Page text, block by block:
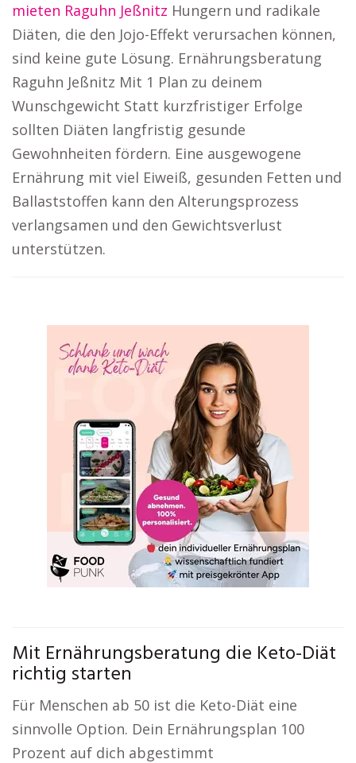
mieten Raguhn Jeßnitz Hungern und radikale
Diäten, die den Jojo-Effekt verursachen können,
sind keine gute Lösung. Ernährungsberatung
Raguhn Jeßnitz Mit 1 Plan zu deinem
Wunschgewicht Statt kurzfristiger Erfolge
sollten Diäten langfristig gesunde
Gewohnheiten fördern. Eine ausgewogene
Ernährung mit viel Eiweiß, gesunden Fetten und
Ballaststoffen kann den Alterungsprozess
verlangsamen und den Gewichtsverlust
unterstützen.
Mit Ernährungsberatung die Keto-Diät
richtig starten
Für Menschen ab 50 ist die Keto-Diät eine
sinnvolle Option. Dein Ernährungsplan 100
Prozent auf dich abgestimmt